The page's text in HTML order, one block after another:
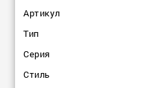
Артикул
Тип
Серия
Стиль